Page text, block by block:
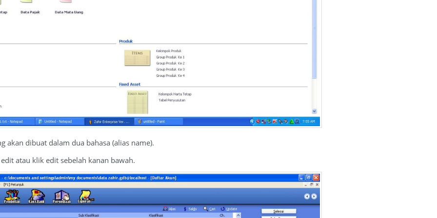
akan dibuat dalam dua bahasa (alias name).
atau klik edit sebelah kanan bawah.